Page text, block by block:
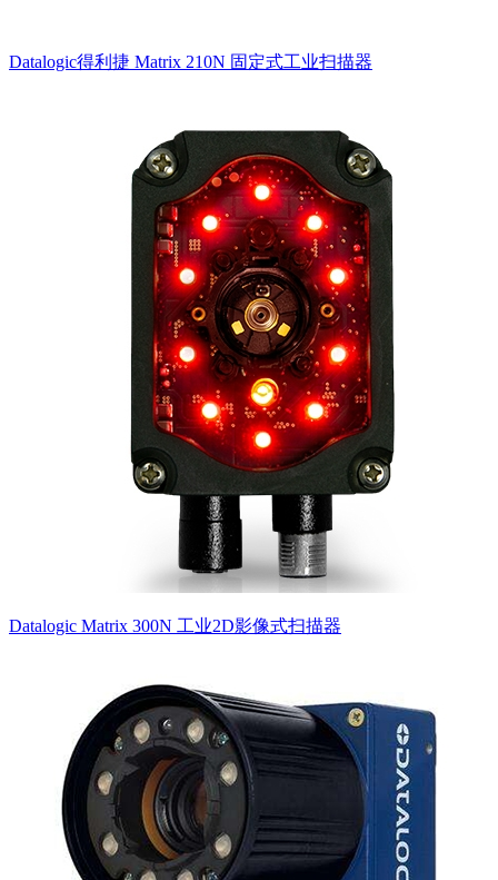
Datalogic得利捷 Matrix 210N 固定式工业扫描器
Datalogic Matrix 300N 工业2D影像式扫描器